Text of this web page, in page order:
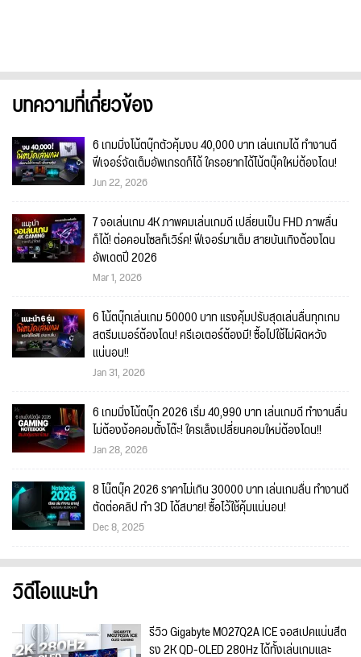
บทความที่เกี่ยวข้อง
6 เกมมิ่งโน้ตบุ๊กตัวคุ้มงบ 40,000 บาท เล่นเกมได้ ทำงานดี
ฟีเจอร์จัดเต็มอัพเกรดก็ได้ ใครอยากได้โน้ตบุ๊คใหม่ต้องโดน!
Jun 22, 2026
7 จอเล่นเกม 4K ภาพคมเล่นเกมดี เปลี่ยนเป็น FHD ภาพลื่น
ก็ได้! ต่อคอนโซลก็เวิร์ค! ฟีเจอร์มาเต็ม สายบันเทิงต้องโดน
อัพเดตปี 2026
Mar 1, 2026
6 โน้ตบุ๊กเล่นเกม 50000 บาท แรงคุ้มปรับสุดเล่นลื่นทุกเกม
สตรีมเมอร์ต้องโดน! ครีเอเตอร์ต้องมี! ซื้อไปใช้ไม่ผิดหวัง
แน่นอน!!
Jan 31, 2026
6 เกมมิ่งโน้ตบุ๊ก 2026 เริ่ม 40,990 บาท เล่นเกมดี ทำงานลื่น
ไม่ต้องง้อคอมตั้งโต๊ะ! ใครเล็งเปลี่ยนคอมใหม่ต้องโดน!!
Jan 28, 2026
8 โน๊ตบุ๊ค 2026 ราคาไม่เกิน 30000 บาท เล่นเกมลื่น ทำงานดี
ตัดต่อคลิป ทำ 3D ได้สบาย! ซื้อไว้ใช้คุ้มแน่นอน!
Dec 8, 2025
วิดีโอแนะนำ
รีวิว Gigabyte MO27Q2A ICE จอสเปคแน่นสีต
รง 2K QD-OLED 280Hz ได้ทั้งเล่นเกมและ